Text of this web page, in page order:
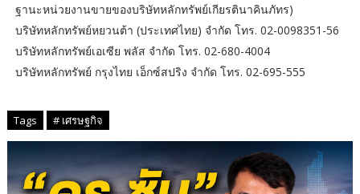
ฐานะหน่วยงานขายของบริษัทหลักทรัพย์เกียรตินาคินภัทร)
บริษัทหลักทรัพย์หยวนต้า (ประเทศไทย) จำกัด โทร. 02-0098351-56
บริษัทหลักทรัพย์เอเซีย พลัส จำกัด โทร. 02-680-4004
บริษัทหลักทรัพย์ กรุงไทย เอ็กซ์สปริง จำกัด โทร. 02-695-555
Tags # เศรษฐกิจ